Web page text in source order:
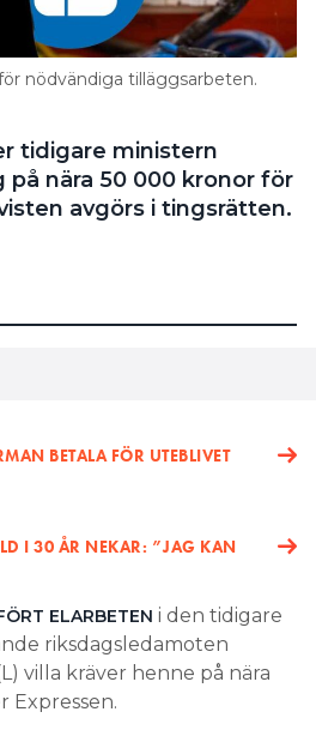
nödvändiga tilläggsarbeten.
tidigare ministern
på nära 50 000 kronor för
avgörs i tingsrätten.
BETALA FÖR UTEBLIVET
I 30 ÅR NEKAR: ”JAG KAN
ELARBETEN i den tidigare
riksdagsledamoten
villa kräver henne på nära
Expressen.